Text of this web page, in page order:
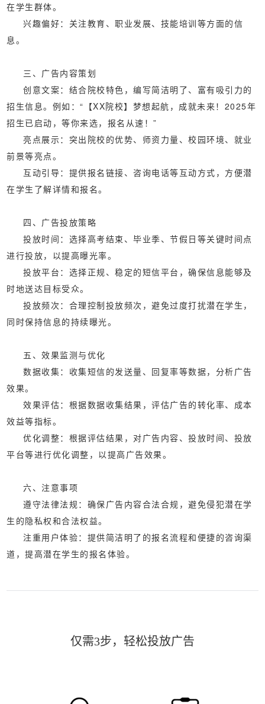
在学生群体。
‌兴趣偏好‌：关注教育、职业发展、技能培训等方面的信
息。
三、广告内容策划
‌创意文案‌：结合院校特色，编写简洁明了、富有吸引力的
招生信息。例如：“【XX院校】梦想起航，成就未来！2025年
招生已启动，等你来选，报名从速！”
‌亮点展示‌：突出院校的优势、师资力量、校园环境、就业
前景等亮点。
‌互动引导‌：提供报名链接、咨询电话等互动方式，方便潜
在学生了解详情和报名。
四、广告投放策略
‌投放时间‌：选择高考结束、毕业季、节假日等关键时间点
进行投放，以提高曝光率。
‌投放平台‌：选择正规、稳定的短信平台，确保信息能够及
时地送达目标受众。
‌投放频次‌：合理控制投放频次，避免过度打扰潜在学生，
同时保持信息的持续曝光。
五、效果监测与优化
‌数据收集‌：收集短信的发送量、回复率等数据，分析广告
效果。
‌效果评估‌：根据数据收集结果，评估广告的转化率、成本
效益等指标。
‌优化调整‌：根据评估结果，对广告内容、投放时间、投放
平台等进行优化调整，以提高广告效果。
六、注意事项
‌遵守法律法规‌：确保广告内容合法合规，避免侵犯潜在学
生的隐私权和合法权益。
‌注重用户体验‌：提供简洁明了的报名流程和便捷的咨询渠
道，提高潜在学生的报名体验。
仅需3步，轻松投放广告